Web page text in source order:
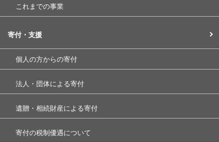
これまでの事業
寄付・支援
個人の方からの寄付
法人・団体による寄付
遺贈・相続財産による寄付
寄付の税制優遇について